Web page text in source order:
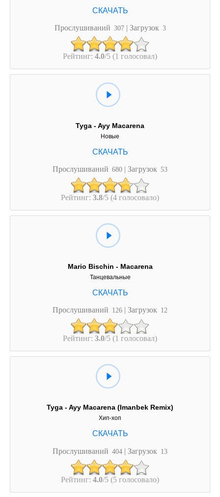
Прослушиваний 307 | Загрузок 3
Рейтинг: 4.0/5 (1 голосовал)
Tyga - Ayy Macarena
Новые
Прослушиваний 680 | Загрузок 53
Рейтинг: 3.8/5 (4 голосовало)
Mario Bischin - Macarena
Танцевальные
Прослушиваний 126 | Загрузок 12
Рейтинг: 3.0/5 (1 голосовал)
Tyga - Ayy Macarena (Imanbek Remix)
Хип-хоп
Прослушиваний 404 | Загрузок 13
Рейтинг: 4.0/5 (5 голосовало)